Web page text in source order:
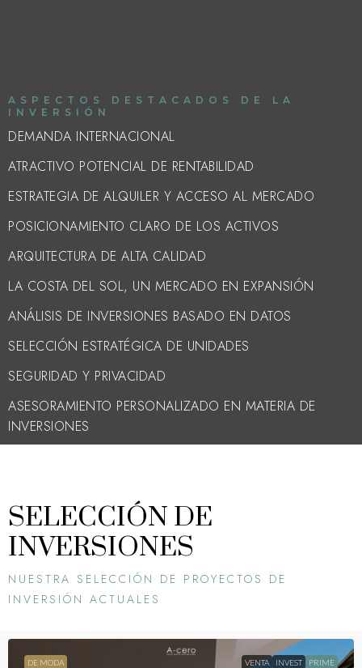
ASPECTOS DESTACADOS DE LA
INVERSIÓN
DEMANDA INTERNACIONAL
ATRACTIVO POTENCIAL DE RENTABILIDAD
ESTRATEGIA DE ALQUILER Y ACCESO AL MERCADO
POSICIONAMIENTO CLARO DE LOS ACTIVOS
ARQUITECTURA DE ALTA CALIDAD
LA COSTA DEL SOL, UN MERCADO EN EXPANSIÓN
ANÁLISIS DE INVERSIONES BASADO EN DATOS
SELECCIÓN ESTRATÉGICA DE UNIDADES
SEGURIDAD Y PRIVACIDAD
ASESORAMIENTO PERSONALIZADO EN MATERIA DE
INVERSIONES
SELECCIÓN DE
INVERSIONES
NUESTRA SELECCIÓN DE PROYECTOS DE
INVERSIÓN ACTUALES
DE MODA VENTA INVEST PRIME